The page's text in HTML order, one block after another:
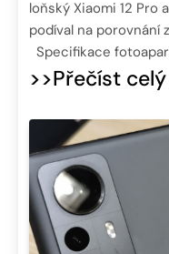
loňský Xiaomi 12 Pro
podíval na porovnání
Specifikace
>>Přečíst